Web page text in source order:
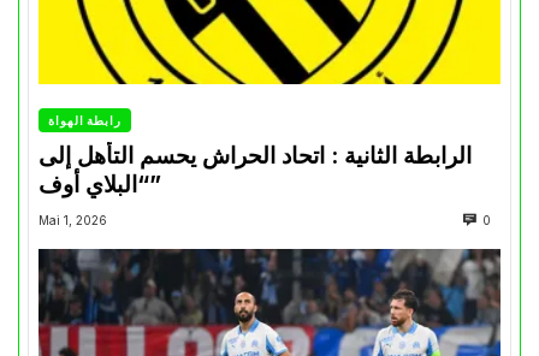
رابطة الهواة
الرابطة الثانية : اتحاد الحراش يحسم التأهل إلى
“البلاي أوف”
Mai 1, 2026 0